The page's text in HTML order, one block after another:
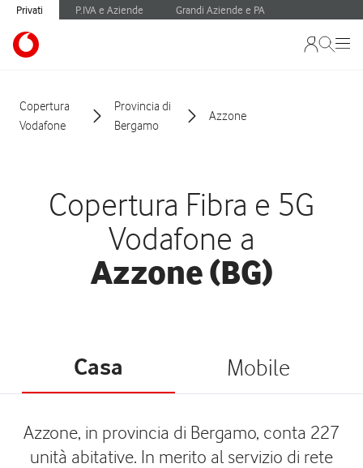
Privati P.IVA e Aziende Grandi Aziende e PA
Copertura
Vodafone
Provincia di
Bergamo
Azzone
Copertura Fibra e 5G
Vodafone a
Azzone (BG)
Casa Mobile
Azzone, in provincia di Bergamo, conta 227
unità abitative. In merito al servizio di rete